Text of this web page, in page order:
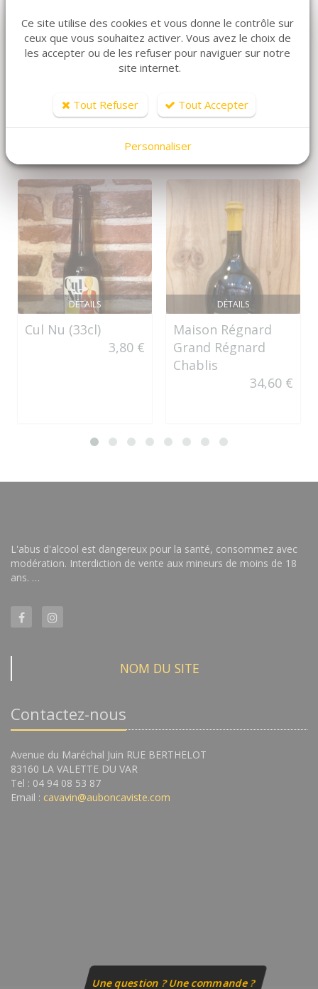
ARTICLES CONNEXES
Dans la même famille de produits, découvrez
également ces produits plébiscités par nos clients
DÉTAILS
Cul Nu (33cl)
3,80 €
DÉTAILS
Maison Régnard
Grand Régnard
Chablis
34,60 €
L'abus d'alcool est dangereux pour la santé, consommez avec
modération. Interdiction de vente aux mineurs de moins de 18
ans. …
NOM DU SITE
Contactez-nous
Avenue du Maréchal Juin RUE BERTHELOT
83160 LA VALETTE DU VAR
Tel : 04 94 08 53 87
Email : cavavin@auboncaviste.com
Une question ? Une commande ?
Ce site utilise des cookies et vous donne le contrôle sur
ceux que vous souhaitez activer. Vous avez le choix de
les accepter ou de les refuser pour naviguer sur notre
site internet.
Tout Refuser Tout Accepter
Personnaliser